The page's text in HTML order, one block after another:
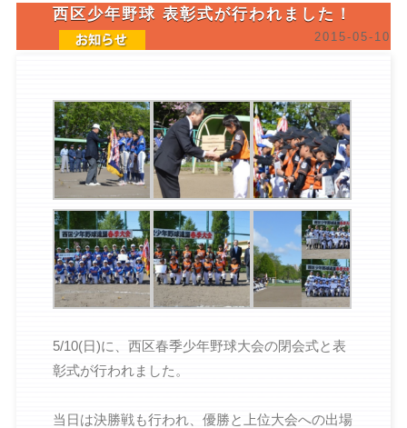
西区少年野球 表彰式が行われました！
2015-05-10
5/10(日)に、西区春季少年野球大会の閉会式と表
彰式が行われました。
当日は決勝戦も行われ、優勝と上位大会への出場